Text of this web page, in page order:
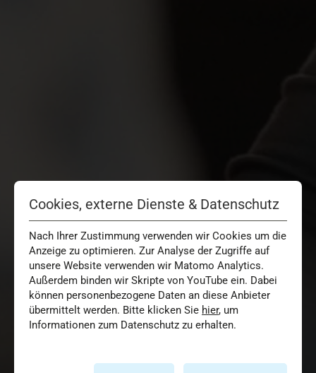
Cookies, externe Dienste & Datenschutz
Nach Ihrer Zustimmung verwenden wir Cookies um die
Anzeige zu optimieren. Zur Analyse der Zugriffe auf
unsere Website verwenden wir Matomo Analytics.
Außerdem binden wir Skripte von YouTube ein. Dabei
können personenbezogene Daten an diese Anbieter
übermittelt werden. Bitte klicken Sie hier, um
Informationen zum Datenschutz zu erhalten.